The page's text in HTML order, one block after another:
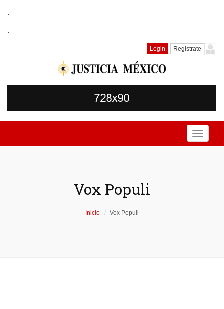
.
.
Login Registrate
Toggle
Vox Populi
Inicio Vox Populi